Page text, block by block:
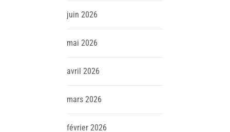
juin 2026
mai 2026
avril 2026
mars 2026
février 2026